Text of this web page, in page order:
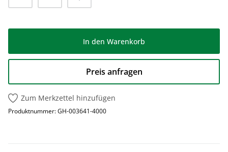
In den Warenkorb
Preis anfragen
Zum Merkzettel hinzufügen
Produktnummer:GH-003641-4000